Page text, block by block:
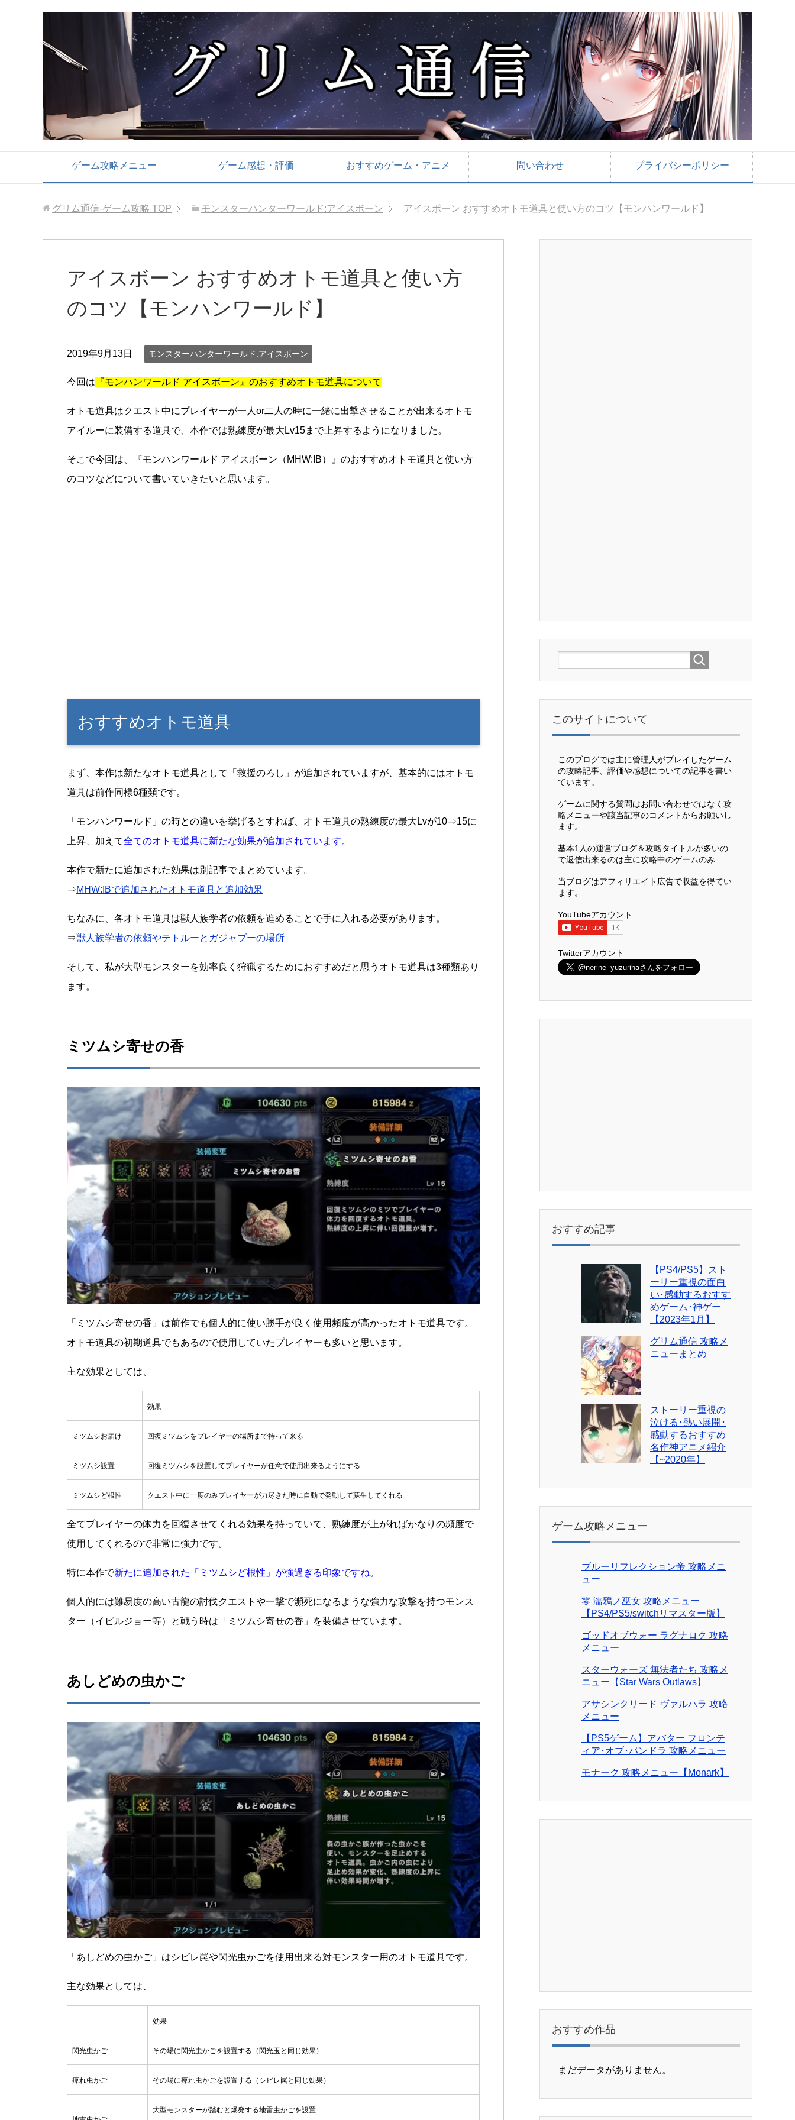
ゲーム攻略メニュー ゲーム感想・評価 おすすめゲーム・アニメ 問い合わせ プライバシーポリシー
グリム通信-ゲーム攻略 TOP モンスターハンターワールド:アイスボーン アイスボーン おすすめオトモ道具と使い方のコツ【モンハンワールド】
アイスボーン おすすめオトモ道具と使い方
のコツ【モンハンワールド】
2019年9月13日 モンスターハンターワールド:アイスボーン
今回は 『モンハンワールド アイスボーン』のおすすめオトモ道具について
オトモ道具はクエスト中にプレイヤーが一人or二人の時に一緒に出撃させることが出来るオトモ
アイルーに装備する道具で、本作では熟練度が最大Lv15まで上昇するようになりました。
そこで今回は、『モンハンワールド アイスボーン（MHW:IB）』のおすすめオトモ道具と使い方
のコツなどについて書いていきたいと思います。
おすすめオトモ道具
まず、本作は新たなオトモ道具として「救援のろし」が追加されていますが、基本的にはオトモ
道具は前作同様6種類です。
「モンハンワールド」の時との違いを挙げるとすれば、オトモ道具の熟練度の最大Lvが10⇒15に
上昇、加えて全てのオトモ道具に新たな効果が追加されています。
本作で新たに追加された効果は別記事でまとめています。
⇒MHW:IBで追加されたオトモ道具と追加効果
ちなみに、各オトモ道具は獣人族学者の依頼を進めることで手に入れる必要があります。
⇒獣人族学者の依頼やテトルーとガジャブーの場所
そして、私が大型モンスターを効率良く狩猟するためにおすすめだと思うオトモ道具は3種類あり
ます。
ミツムシ寄せの香
「ミツムシ寄せの香」は前作でも個人的に使い勝手が良く使用頻度が高かったオトモ道具です。
オトモ道具の初期道具でもあるので使用していたプレイヤーも多いと思います。
主な効果としては、
効果
ミツムシお届け 回復ミツムシをプレイヤーの場所まで持って来る
ミツムシ設置 回復ミツムシを設置してプレイヤーが任意で使用出来るようにする
ミツムシど根性 クエスト中に一度のみプレイヤーが力尽きた時に自動で発動して蘇生してくれる
全てプレイヤーの体力を回復させてくれる効果を持っていて、熟練度が上がればかなりの頻度で
使用してくれるので非常に強力です。
特に本作で新たに追加された「ミツムシど根性」が強過ぎる印象ですね。
個人的には難易度の高い古龍の討伐クエストや一撃で瀕死になるような強力な攻撃を持つモンス
ター（イビルジョー等）と戦う時は「ミツムシ寄せの香」を装備させています。
あしどめの虫かご
「あしどめの虫かご」はシビレ罠や閃光虫かごを使用出来る対モンスター用のオトモ道具です。
主な効果としては、
効果
閃光虫かご その場に閃光虫かごを設置する（閃光玉と同じ効果）
痺れ虫かご その場に痺れ虫かごを設置する（シビレ罠と同じ効果）
大型モンスターが踏むと爆発する地雷虫かごを設置
このサイトについて
このブログでは主に管理人がプレイしたゲーム
の攻略記事、評価や感想についての記事を書い
ています。
ゲームに関する質問はお問い合わせではなく攻
略メニューや該当記事のコメントからお願いし
ます。
基本1人の運営ブログ＆攻略タイトルが多いの
で返信出来るのは主に攻略中のゲームのみ
当ブログはアフィリエイト広告で収益を得てい
ます。
YouTubeアカウント
Twitterアカウント
おすすめ記事
【PS4/PS5】スト
ーリー重視の面白
い･感動するおすす
めゲーム･神ゲー
【2023年1月】
グリム通信 攻略メ
ニューまとめ
ストーリー重視の
泣ける･熱い展開･
感動するおすすめ
名作神アニメ紹介
【~2020年】
ゲーム攻略メニュー
ブルーリフレクション帝 攻略メニ
ュー
零 濡鴉ノ巫女 攻略メニュー
【PS4/PS5/switchリマスター版】
ゴッドオブウォー ラグナロク 攻略
メニュー
スターウォーズ 無法者たち 攻略メ
ニュー【Star Wars Outlaws】
アサシンクリード ヴァルハラ 攻略
メニュー
【PS5ゲーム】アバター フロンテ
ィア･オブ･パンドラ 攻略メニュー
モナーク 攻略メニュー【Monark】
おすすめ作品
まだデータがありません。